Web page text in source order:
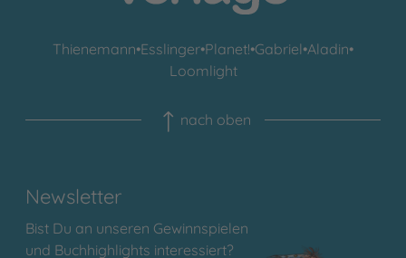
Thienemann•Esslinger•Planet!•Gabriel•Aladin•
Loomlight
nach oben
Newsletter
Bist Du an unseren Gewinnspielen
und Buchhighlights interessiert?